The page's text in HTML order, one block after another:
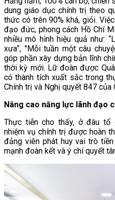
dung giáo dục chính trị theo
thức có trên 90% khá, giỏi.
đạo đức, phong cách Hồ Chí
nhiều mô hình hiệu quả như:
xưa”, "Mỗi tuần một câu
góp phần xây dựng bản lĩnh
thời kỳ mới. Lữ đoàn được
có thành tích xuất sắc trong
Chính trị và Nghị quyết 847 của
Nâng cao năng lực lãnh đạo
Thực tiễn cho thấy, ở đâu
nhiệm vụ chính trị được hoàn
đảng viên phát huy vai trò
mạnh đoàn kết và ý chí quyết